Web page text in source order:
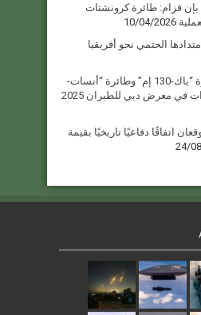
“إعصار 2026” بإن قزام: طائرة كرونشتات
10/04/2026
الحتمي نحو أفريقيا
“روستيخ” تطلق طائرة “ياك-130 إم” وطائرة “أنسات-
في معرض دبي للطيران 2025
اتفاقًا دفاعيًا تاريخيًا بقيمة
24/